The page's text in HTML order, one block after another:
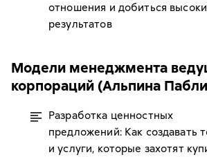
отношения и добиться
результатов
Модели менеджмента
корпораций (Альпина
Разработка ценностных
предложений: Как создавать
и услуги, которые захотят